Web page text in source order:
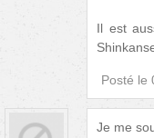
Il est
Posté le
Je me